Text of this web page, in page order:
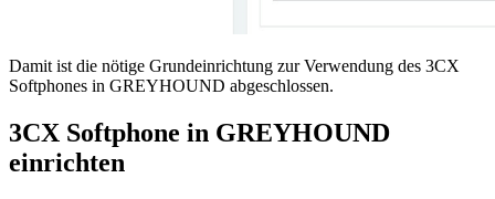
Damit ist die nötige Grundeinrichtung zur Verwendung des 3CX
Softphones in GREYHOUND abgeschlossen.
3CX Softphone in GREYHOUND
einrichten